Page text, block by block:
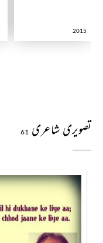
2015
تصویری شاعری 61